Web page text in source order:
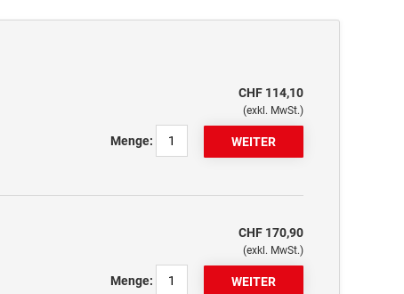
CHF 114,10
(exkl. MwSt.)
Menge:
CHF 170,90
(exkl. MwSt.)
Menge: